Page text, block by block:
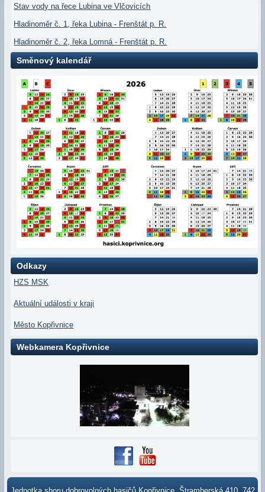
Stav vody na řece Lubina ve Vlčovicích
Hladinoměr č. 1, řeka Lubina - Frenštát p. R.
Hladinoměr č. 2, řeka Lomná - Frenštát p. R.
Směnový kalendář
Odkazy
HZS MSK
Aktuální události v kraji
Město Kopřivnice
Webkamera Kopřivnice